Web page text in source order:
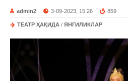
admin2 3-09-2023, 15:26 859
ТЕАТР ҲАҚИДА / ЯНГИЛИКЛАР